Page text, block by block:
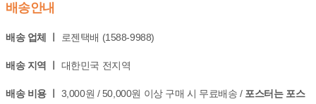
배송안내
배송 업체 ㅣ 로젠택배 (1588-9988)
배송 지역 ㅣ 대한민국 전지역
배송 비용 ㅣ 3,000원 / 50,000원 이상 구매 시 무료배송 / 포스터는 포스